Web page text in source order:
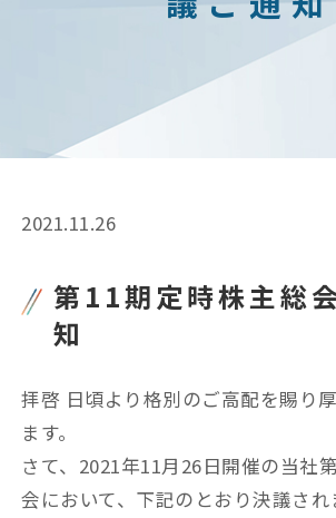
2021.11.26
第11期定時株主総
知
拝啓 日頃より格別のご高配を賜り
ます。
さて、2021年11月26日開催の当社
会において、下記のとおり決議さ